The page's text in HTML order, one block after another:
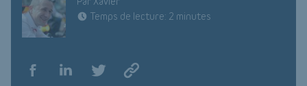
Temps de lecture: 2 minutes